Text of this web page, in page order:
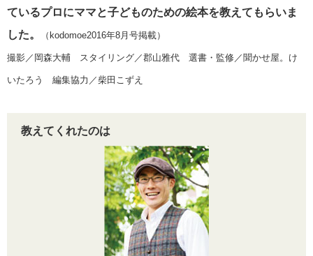
ているプロにママと子どものための絵本を教えてもらいま
した。
（kodomoe2016年8月号掲載）
撮影／岡森大輔 スタイリング／郡山雅代 選書・監修／聞かせ屋。け
いたろう 編集協力／柴田こずえ
教えてくれたのは